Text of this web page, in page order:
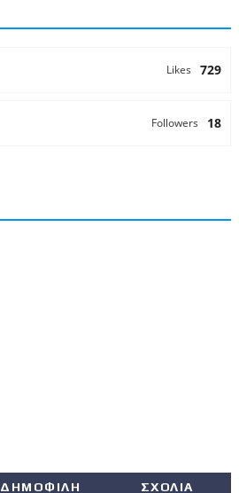
729
Likes
18
Followers
ΔΗΜΟΦΙΛΗ ΣΧΟΛΙΑ